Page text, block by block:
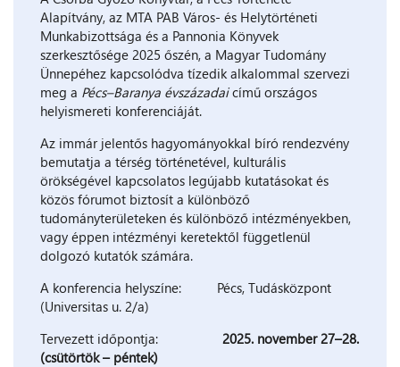
Alapítvány, az MTA PAB Város- és Helytörténeti
Munkabizottsága és a Pannonia Könyvek
szerkesztősége 2025 őszén, a Magyar Tudomány
Ünnepéhez kapcsolódva tízedik alkalommal szervezi
meg a Pécs–Baranya évszázadaicímű országos
helyismereti konferenciáját.
Az immár jelentős hagyományokkal bíró rendezvény
bemutatja a térség történetével, kulturális
örökségével kapcsolatos legújabb kutatásokat és
közös fórumot biztosít a különböző
tudományterületeken és különböző intézményekben,
vagy éppen intézményi keretektől függetlenül
dolgozó kutatók számára.
A konferencia helyszíne: Pécs, Tudásközpont
(Universitas u. 2/a)
Tervezett időpontja: 2025. november 27–28.
(csütörtök – péntek)